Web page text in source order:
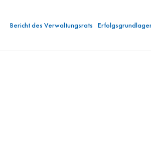
Bericht des Verwaltungsrats